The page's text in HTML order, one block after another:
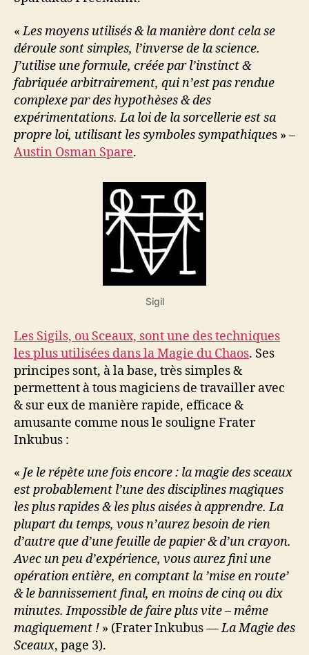
«Les moyens utilisés & la manière dont cela se
déroule sont simples, l’inverse de la science.
J’utilise une formule, créée par l’instinct &
fabriquée arbitrairement, qui n’est pas rendue
complexe par des hypothèses & des
expérimentations. La loi de la sorcellerie est sa
propre loi, utilisant les symboles sympathiques » –
Austin Osman Spare.
Sigil
Les Sigils, ou Sceaux, sont une des techniques
les plus utilisées dans la Magie du Chaos. Ses
principes sont, à la base, très simples &
permettent à tous magiciens de travailler avec
& sur eux de manière rapide, efficace &
amusante comme nous le souligne Frater
Inkubus :
« Je le répète une fois encore : la magie des sceaux
est probablement l’une des disciplines magiques
les plus rapides & les plus aisées à apprendre. La
plupart du temps, vous n’aurez besoin de rien
d’autre que d’une feuille de papier & d’un crayon.
Avec un peu d’expérience, vous aurez fini une
opération entière, en comptant la ’mise en route’
& le bannissement final, en moins de cinq ou dix
minutes. Impossible de faire plus vite – même
magiquement ! » (Frater Inkubus —La Magie des
Sceaux, page 3).